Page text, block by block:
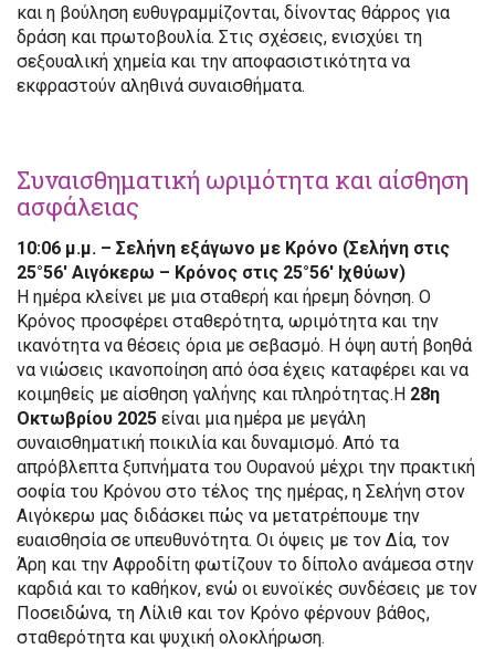
και η βούληση ευθυγραμμίζονται, δίνοντας θάρρος για
δράση και πρωτοβουλία. Στις σχέσεις, ενισχύει τη
σεξουαλική χημεία και την αποφασιστικότητα να
εκφραστούν αληθινά συναισθήματα.
Συναισθηματική ωριμότητα και αίσθηση
ασφάλειας
10:06 μ.μ. – Σελήνη εξάγωνο με Κρόνο (Σελήνη στις
25°56′ Αιγόκερω – Κρόνος στις 25°56′ Ιχθύων)
Η ημέρα κλείνει με μια σταθερή και ήρεμη δόνηση. Ο
Κρόνος προσφέρει σταθερότητα, ωριμότητα και την
ικανότητα να θέσεις όρια με σεβασμό. Η όψη αυτή βοηθά
να νιώσεις ικανοποίηση από όσα έχεις καταφέρει και να
κοιμηθείς με αίσθηση γαλήνης και πληρότητας.Η 28η
Οκτωβρίου 2025 είναι μια ημέρα με μεγάλη
συναισθηματική ποικιλία και δυναμισμό. Από τα
απρόβλεπτα ξυπνήματα του Ουρανού μέχρι την πρακτική
σοφία του Κρόνου στο τέλος της ημέρας, η Σελήνη στον
Αιγόκερω μας διδάσκει πώς να μετατρέπουμε την
ευαισθησία σε υπευθυνότητα. Οι όψεις με τον Δία, τον
Άρη και την Αφροδίτη φωτίζουν το δίπολο ανάμεσα στην
καρδιά και το καθήκον, ενώ οι ευνοϊκές συνδέσεις με τον
Ποσειδώνα, τη Λίλιθ και τον Κρόνο φέρνουν βάθος,
σταθερότητα και ψυχική ολοκλήρωση.